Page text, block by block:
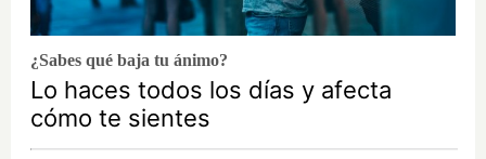
¿Sabes qué baja tu ánimo?
Lo haces todos los días y afecta
cómo te sientes